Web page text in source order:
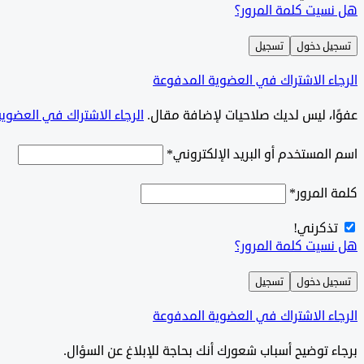
هل نسيت كلمة المرور؟
تسجيل دخول تسجيل
الرجاء الاشتراك في العضوية المدفوعة
‫‫عفوًا، ليس لديك صلاحيات لإضافة مقال. الرجاء الاشتراك في
اسم المستخدم أو البريد الإلكتروني*
كلمة المرور*
تذكرني!
هل نسيت كلمة المرور؟
تسجيل دخول تسجيل
الرجاء الاشتراك في العضوية المدفوعة
برجاء توضيح أسباب شعورك أنك بحاجة للإبلاغ عن السؤال.